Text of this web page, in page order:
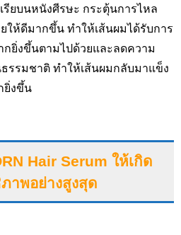
ยบนหนังศีรษะ กระตุ้นการไหล
ให้ดีมากขึ้น ทำให้เส้นผมได้รับการ
กยิ่งขึ้นตามไปด้วยและลดความ
ธรรมชาติ ทำให้เส้นผมกลับมาแข็ง
ยิ่งขึ้น
Hair Serum ให้เกิด
าพอย่างสูงสุด